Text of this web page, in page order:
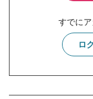
すでに
ロ